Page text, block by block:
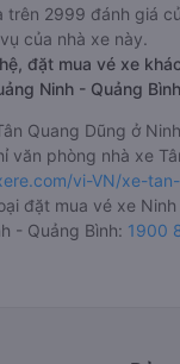
trên 2999 đánh giá
của nhà xe này.
đặt mua vé xe
Ninh - Quảng
Quang Dũng ở
văn phòng nhà xe
vi-VN/xe-
đặt mua vé xe
- Quảng Bình: 1900